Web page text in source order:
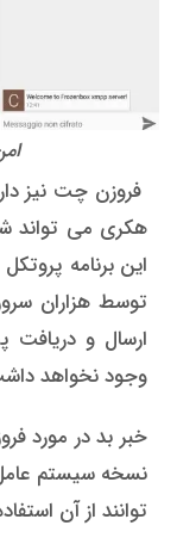
فروزن چت نیز
هکری می تواند
توسط هزاران
ارسال و دریافت
وجود نخواهد
خبر بد در مورد
نسخه سیستم
توانند از آن